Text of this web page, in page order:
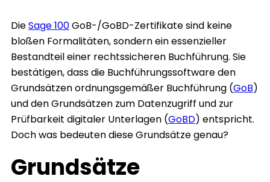
DieSage 100GoB-/GoBD-Zertifikate sind keine
bloßen Formalitäten, sondern ein essenzieller
Bestandteil einer rechtssicheren Buchführung. Sie
bestätigen, dass die Buchführungssoftware den
Grundsätzen ordnungsgemäßer Buchführung (GoB)
und den Grundsätzen zum Datenzugriff und zur
Prüfbarkeit digitaler Unterlagen (GoBD) entspricht.
Doch was bedeuten diese Grundsätze genau?
Grundsätze